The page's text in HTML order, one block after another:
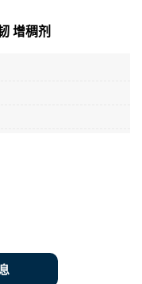
增稠剂